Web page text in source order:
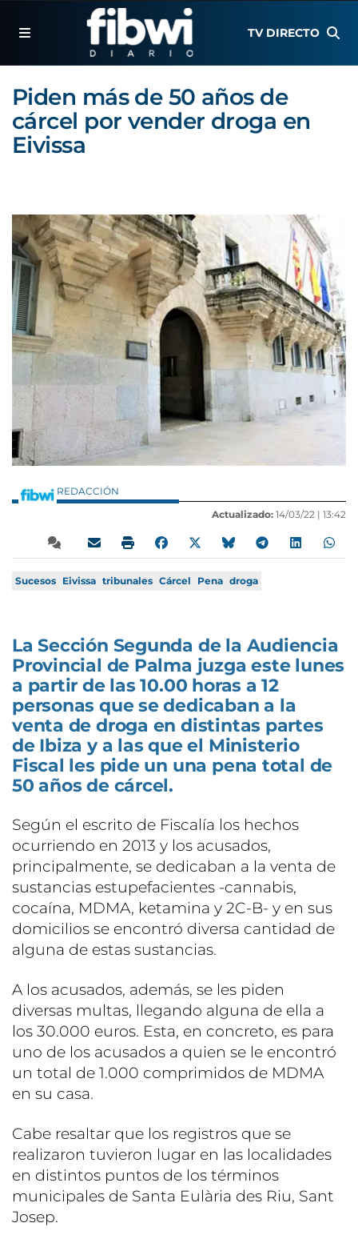
TV DIRECTO
Piden más de 50 años de
cárcel por vender droga en
Eivissa
REDACCIÓN
Actualizado: 14/03/22 | 13:42
Sucesos Eivissa tribunales Cárcel Pena droga
La Sección Segunda de la Audiencia
Provincial de Palma juzga este lunes
a partir de las 10.00 horas a 12
personas que se dedicaban a la
venta de droga en distintas partes
de Ibiza y a las que el Ministerio
Fiscal les pide un una pena total de
50 años de cárcel.
Según el escrito de Fiscalía los hechos
ocurriendo en 2013 y los acusados,
principalmente, se dedicaban a la venta de
sustancias estupefacientes -cannabis,
cocaína, MDMA, ketamina y 2C-B- y en sus
domicilios se encontró diversa cantidad de
alguna de estas sustancias.
A los acusados, además, se les piden
diversas multas, llegando alguna de ella a
los 30.000 euros. Esta, en concreto, es para
uno de los acusados a quien se le encontró
un total de 1.000 comprimidos de MDMA
en su casa.
Cabe resaltar que los registros que se
realizaron tuvieron lugar en las localidades
en distintos puntos de los términos
municipales de Santa Eulària des Riu, Sant
Josep.